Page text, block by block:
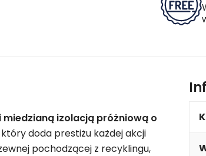
miedzianą izolacją próżniową o
doda prestiżu każdej akcji
pochodzącej z recyklingu,